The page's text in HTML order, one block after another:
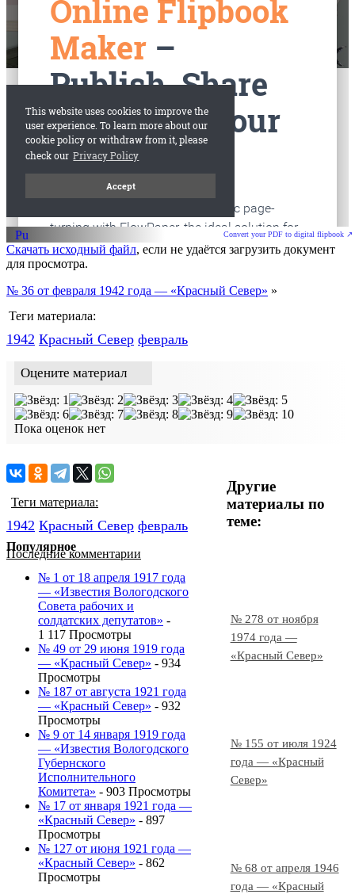
старые газеты
Convert your PDF to digital flipbook ↗
Скачать исходный файл, если не удаётся загрузить документ
для просмотра.
№ 36 от февраля 1942 года — «Красный Север» »
Теги материала:
1942 Красный Cевер февраль
Оцените материал
Пока оценок нет
Другие
материалы по
теме:
№ 278 от ноября
1974 года —
«Красный Север»
№ 155 от июля 1924
года — «Красный
Север»
№ 68 от апреля 1946
года — «Красный
Теги материала:
1942 Красный Cевер февраль
Последние комментарии
Популярное
№ 1 от 18 апреля 1917 года
— «Известия Вологодского
Совета рабочих и
солдатских депутатов» -
1 117 Просмотры
№ 49 от 29 июня 1919 года
— «Красный Север» - 934
Просмотры
№ 187 от августа 1921 года
— «Красный Север» - 932
Просмотры
№ 9 от 14 января 1919 года
— «Известия Вологодского
Губернского
Исполнительного
Комитета» - 903 Просмотры
№ 17 от января 1921 года —
«Красный Север» - 897
Просмотры
№ 127 от июня 1921 года —
«Красный Север» - 862
Просмотры